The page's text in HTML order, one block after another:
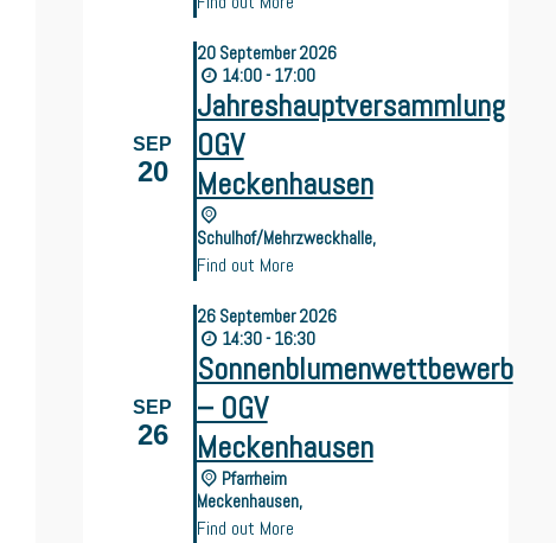
SEP
20
20 September2026
14:00 - 17:00
Jahreshauptversammlung
OGV
Meckenhausen
Schulhof/Mehrzweckhalle,
Find out More
SEP
26
26 September2026
14:30 - 16:30
Sonnenblumenwettbewerb
– OGV
Meckenhausen
Pfarrheim
Meckenhausen,
Find out More